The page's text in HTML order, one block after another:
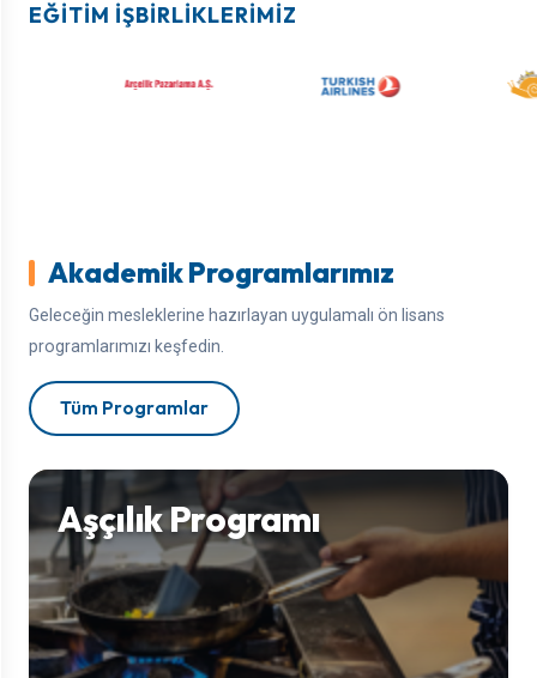
EĞITIM İŞBIRLIKLERIMIZ
Akademik Programlarımız
Geleceğin mesleklerine hazırlayan uygulamalı ön lisans
programlarımızı keşfedin.
Tüm Programlar
Aşçılık Programı